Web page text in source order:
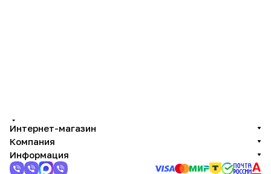
Интернет-магазин
Компания
Информация